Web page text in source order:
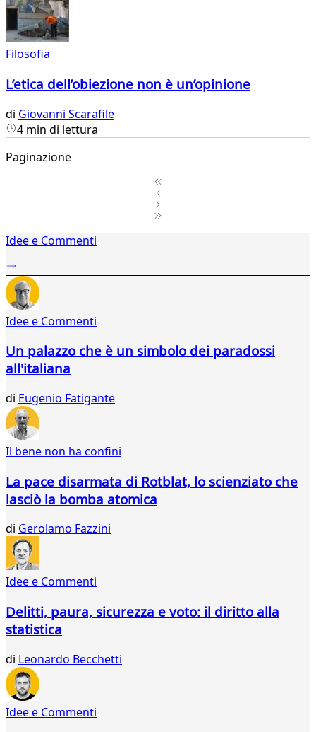
Filosofia
L’etica dell’obiezione non è un’opinione
di Giovanni Scarafile
4 min di lettura
Paginazione
2Idee e Commenti
Idee e Commenti
Un palazzo che è un simbolo dei paradossi
all'italiana
di Eugenio Fatigante
Il bene non ha confini
La pace disarmata di Rotblat, lo scienziato che
lasciò la bomba atomica
di Gerolamo Fazzini
Idee e Commenti
Delitti, paura, sicurezza e voto: il diritto alla
statistica
di Leonardo Becchetti
Idee e Commenti